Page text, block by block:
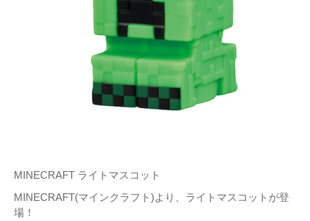
MINECRAFT ライトマスコット
MINECRAFT(マインクラフト)より、ライトマスコットが登
場！